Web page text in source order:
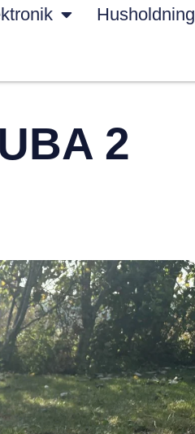
Husholdning
2